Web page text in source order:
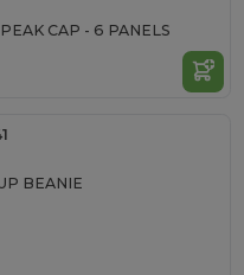
CAP - 6 PANELS
BEANIE